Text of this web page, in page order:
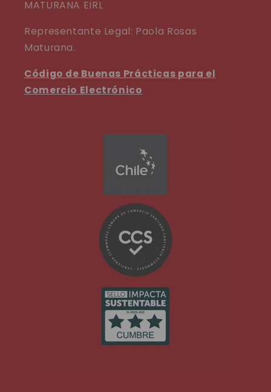
MATURANA EIRL
Representante Legal: Paola Rosas
Maturana.
Código de Buenas Prácticas para el
Comercio Electrónico